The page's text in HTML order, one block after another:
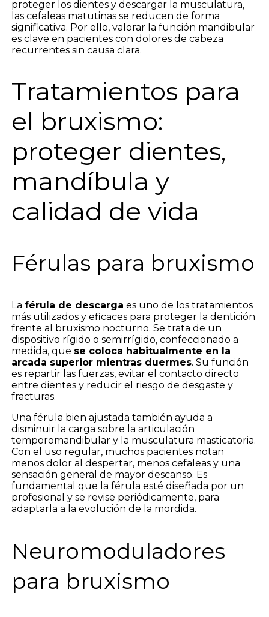
proteger los dientes y descargar la musculatura,
las cefaleas matutinas se reducen de forma
significativa. Por ello, valorar la función mandibular
es clave en pacientes con dolores de cabeza
recurrentes sin causa clara.
Tratamientos para
el bruxismo:
proteger dientes,
mandíbula y
calidad de vida
Férulas para bruxismo
La férula de descarga es uno de los tratamientos
más utilizados y eficaces para proteger la dentición
frente al bruxismo nocturno. Se trata de un
dispositivo rígido o semirrígido, confeccionado a
medida, que se coloca habitualmente en la
arcada superior mientras duermes. Su función
es repartir las fuerzas, evitar el contacto directo
entre dientes y reducir el riesgo de desgaste y
fracturas.
Una férula bien ajustada también ayuda a
disminuir la carga sobre la articulación
temporomandibular y la musculatura masticatoria.
Con el uso regular, muchos pacientes notan
menos dolor al despertar, menos cefaleas y una
sensación general de mayor descanso. Es
fundamental que la férula esté diseñada por un
profesional y se revise periódicamente, para
adaptarla a la evolución de la mordida.
Neuromoduladores
para bruxismo